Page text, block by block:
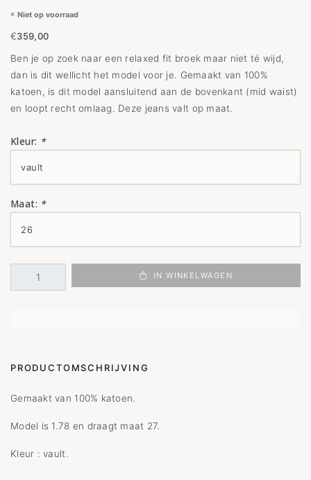
Niet op voorraad
€359,00
Ben je op zoek naar een relaxed fit broek maar niet té wijd,
dan is dit wellicht het model voor je. Gemaakt van 100%
katoen, is dit model aansluitend aan de bovenkant (mid waist)
en loopt recht omlaag. Deze jeans valt op maat.
Kleur: *
Maat: *
IN WINKELWAGEN
PRODUCTOMSCHRIJVING
Gemaakt van 100% katoen.
Model is 1.78 en draagt maat 27.
Kleur : vault.